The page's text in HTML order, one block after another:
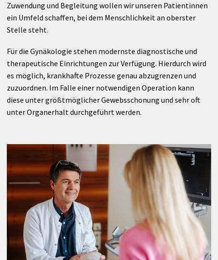
Arztsuche
Magazin Karriere Kontakt
Wirbelsäulen- und Neurochirurgie
Anästhesie
Radiologie
Nuklearmedizin
Belegärzte
Ambulanzen
UNIQA Medical Partner
Therapie
Institut für Digitale Bilddiagnostik
Anreise
Zuwendung und Begleitung wollen wir unseren Patientinnen
ein Umfeld schaffen, bei dem Menschlichkeit an oberster
Stelle steht.
Für die Gynäkologie stehen modernste diagnostische und
therapeutische Einrichtungen zur Verfügung. Hierdurch wird
es möglich, krankhafte Prozesse genau abzugrenzen und
zuzuordnen. Im Falle einer notwendigen Operation kann
diese unter größtmöglicher Gewebsschonung und sehr oft
unter Organerhalt durchgeführt werden.